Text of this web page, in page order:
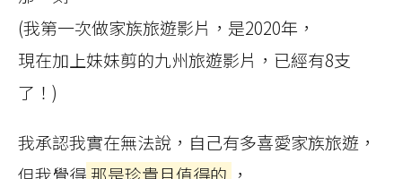
(我第一次做家族旅遊影片，是2020年，
現在加上妹妹剪的九州旅遊影片，已經有8支
了！)
我承認我實在無法說，自己有多喜愛家族旅遊，